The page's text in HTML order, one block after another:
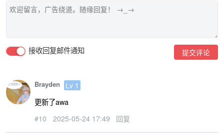
接收回复邮件通知 提交评论
Brayden Lv 1
更新了awa
#10 2025-05-24 17:49 回复